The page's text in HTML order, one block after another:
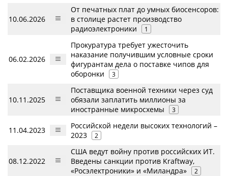
10.06.2026
От печатных плат до умных биосенсоров:
в столице растет производство
радиоэлектроники
1
06.02.2026
Прокуратура требует ужесточить
наказание получившим условные сроки
фигурантам дела о поставке чипов для
оборонки
3
10.11.2025
Поставщика военной техники через суд
обязали заплатить миллионы за
иностранные микросхемы
3
11.04.2023
Российской недели высоких технологий –
2023
2
08.12.2022
США ведут войну против российских ИТ.
Введены санкции против Kraftway,
«Росэлектроники» и «Миландра»
2